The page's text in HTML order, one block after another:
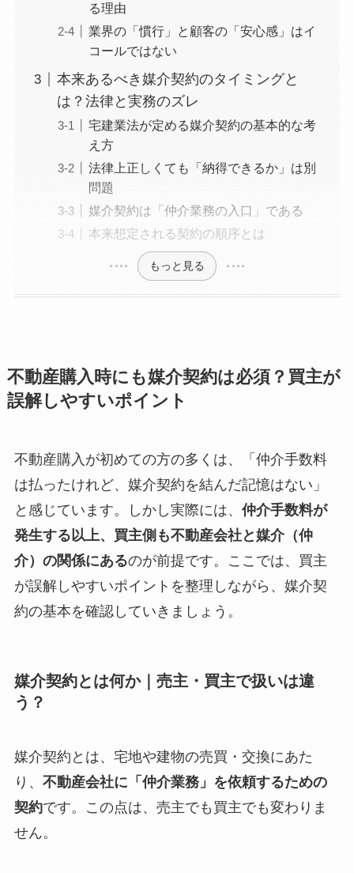
る理由
業界の「慣行」と顧客の「安心感」はイ
コールではない
本来あるべき媒介契約のタイミングと
は？法律と実務のズレ
宅建業法が定める媒介契約の基本的な考
え方
法律上正しくても「納得できるか」は別
問題
媒介契約は「仲介業務の入口」である
本来想定される契約の順序とは
もっと見る
不動産購入時にも媒介契約は必須？買主が
誤解しやすいポイント
不動産購入が初めての方の多くは、「仲介手数料
は払ったけれど、媒介契約を結んだ記憶はない」
と感じています。しかし実際には、 仲介手数料が
発生する以上、買主側も不動産会社と媒介（仲
介）の関係にあるのが前提です。ここでは、買主
が誤解しやすいポイントを整理しながら、媒介契
約の基本を確認していきましょう。
媒介契約とは何か｜売主・買主で扱いは違
う？
媒介契約とは、宅地や建物の売買・交換にあた
り、 不動産会社に「仲介業務」を依頼するための
契約です。この点は、売主でも買主でも変わりま
せん。